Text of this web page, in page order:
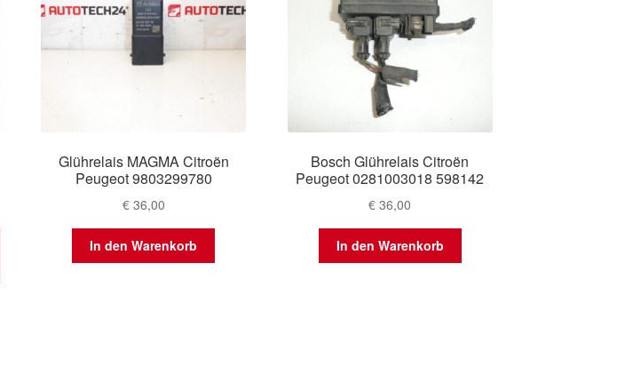
Glührelais MAGMA Citroën
Peugeot 9803299780
€36,00
In den Warenkorb
Bosch Glührelais Citroën
Peugeot 0281003018 598142
€ 36,00
In den Warenkorb